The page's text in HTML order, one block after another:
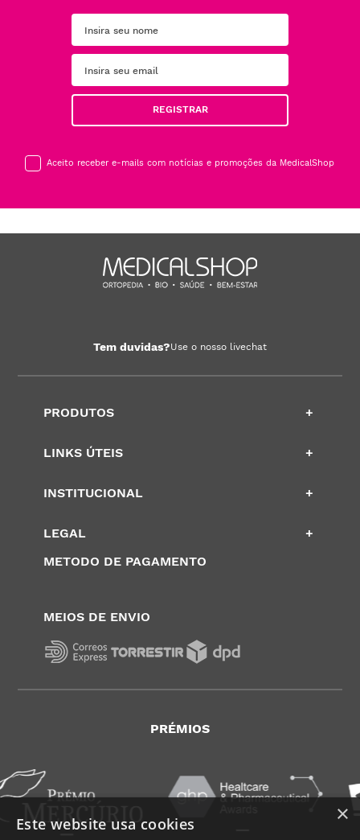
REGISTRAR
Aceito receber e-mails com notícias e promoções da MedicalShop
Tem duvidas?Use o nosso livechat
PRODUTOS +
LINKS ÚTEIS +
INSTITUCIONAL +
LEGAL
+
METODO DE PAGAMENTO
MEIOS DE ENVIO
PRÉMIOS
×
Este website usa cookies